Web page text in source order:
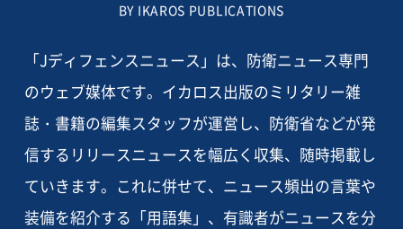
BY IKAROS PUBLICATIONS
「Jディフェンスニュース」は、防衛ニュース専門
のウェブ媒体です。イカロス出版のミリタリー雑
誌・書籍の編集スタッフが運営し、防衛省などが発
信するリリースニュースを幅広く収集、随時掲載し
ていきます。これに併せて、ニュース頻出の言葉や
装備を紹介する「用語集」、有識者がニュースを分